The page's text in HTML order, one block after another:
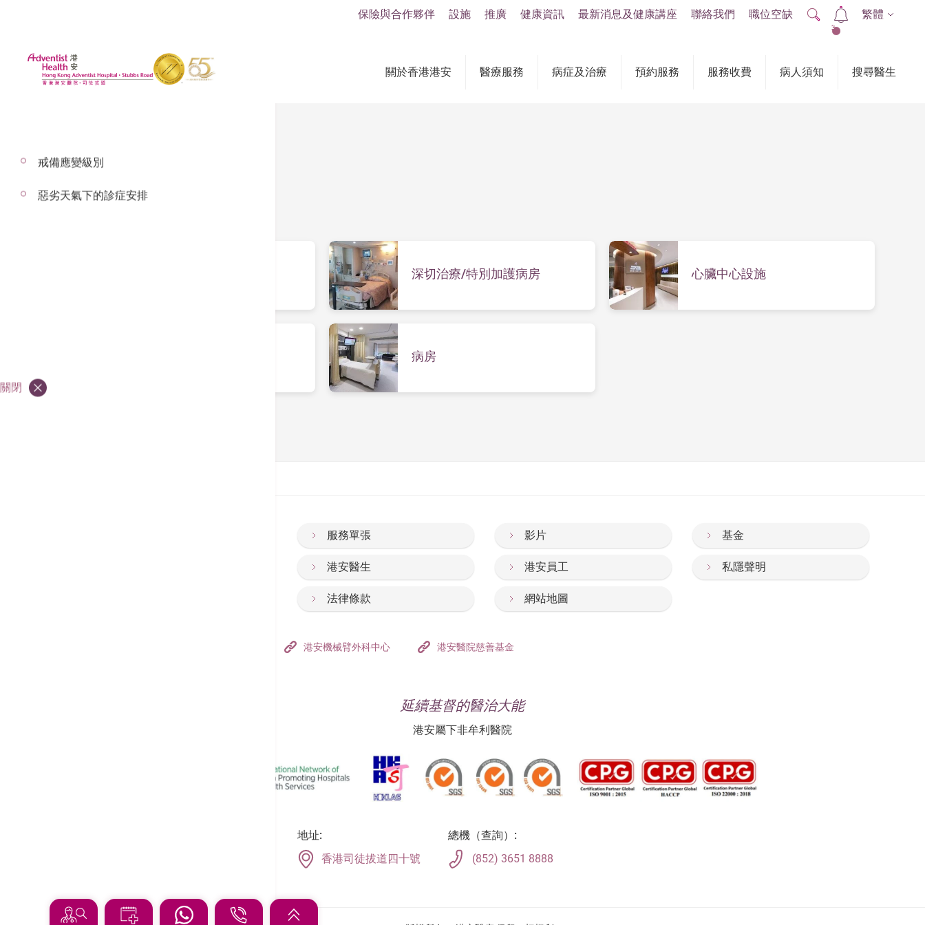
關於香港港安 醫療服務 病症及治療 預約服務 服務收費 病人須知 搜尋醫生
保險與合作夥伴 設施 推廣 健康資訊 最新消息及健康講座 聯絡我們 職位空缺
2
繁體
設施
深切治療/特別加護病房 心臟中心設施
病房
服務單張 影片 基金
港安醫生 港安員工 私隱聲明
法律條款 網站地圖
港安機械臂外科中心 港安醫院慈善基金
延續基督的醫治大能
港安屬下非牟利醫院
地址:
香港司徒拔道四十號
總機（查詢）:
(852) 3651 8888
戒備應變級別
惡劣天氣下的診症安排
關閉